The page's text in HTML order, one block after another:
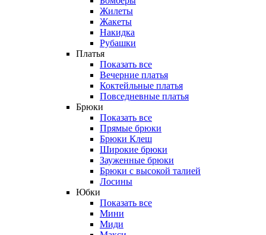
Жилеты
Жакеты
Накидка
Рубашки
Платья
Показать все
Вечерние платья
Коктейльные платья
Повседневные платья
Брюки
Показать все
Прямые брюки
Брюки Клеш
Широкие брюки
Зауженные брюки
Брюки с высокой талией
Лосины
Юбки
Показать все
Мини
Миди